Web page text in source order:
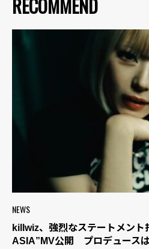
RECOMMEND
NEWS
killwiz、強烈なステートメント
ASIA”MV公開 プロデュース